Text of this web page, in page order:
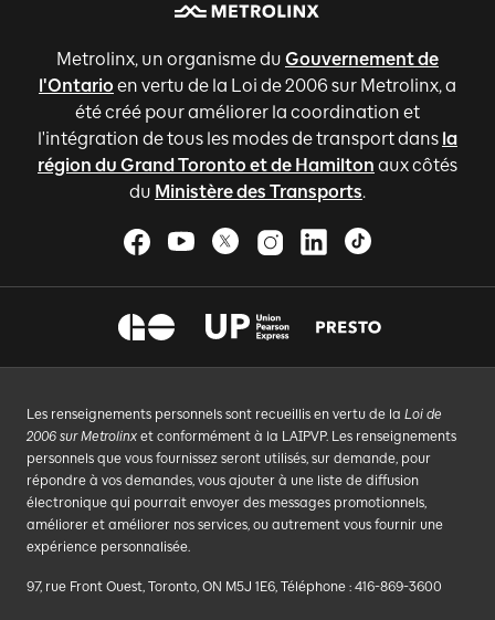
Metrolinx, un organisme du Gouvernement de
l'Ontario en vertu de la Loi de 2006 sur Metrolinx, a
été créé pour améliorer la coordination et
l'intégration de tous les modes de transport dans la
région du Grand Toronto et de Hamilton aux côtés
du Ministère des Transports.
Les renseignements personnels sont recueillis en vertu de la Loi de
2006 sur Metrolinx et conformément à la LAIPVP. Les renseignements
personnels que vous fournissez seront utilisés, sur demande, pour
répondre à vos demandes, vous ajouter à une liste de diffusion
électronique qui pourrait envoyer des messages promotionnels,
améliorer et améliorer nos services, ou autrement vous fournir une
expérience personnalisée.
97, rue Front Ouest, Toronto, ON M5J 1E6, Téléphone : 416-869-3600